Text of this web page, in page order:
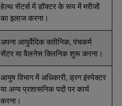
हेल्थ सेंटर्स में डॉक्टर के रूप में मरीजों
का इलाज करना।
अपना आयुर्वेदिक क्लीनिक, पंचकर्म
सेंटर या वैलनेस क्लिनिक शुरू करना।
आयुष विभाग में अधिकारी, ड्रग इंस्पेक्टर
या अन्य प्रशासनिक पदों पर कार्य
करना।